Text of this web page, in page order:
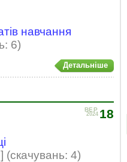
навчання
6)
Детальніше
18
ВЕР
2024
(cкачувань: 4)